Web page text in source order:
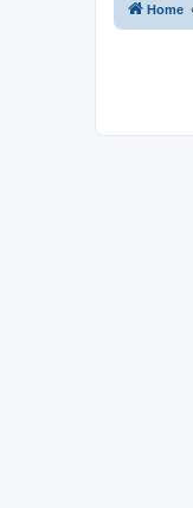
Home